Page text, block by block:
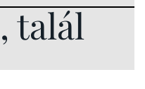
, talál